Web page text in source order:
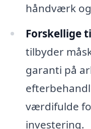
håndværk
Forskellige
tilbyder
garanti på
værdifulde
investering.